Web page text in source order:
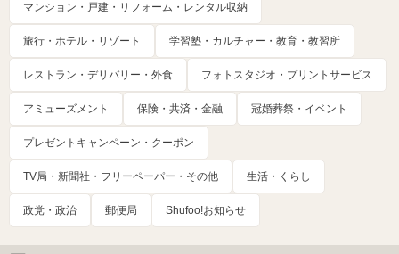
マンション・戸建・リフォーム・レンタル収納
旅行・ホテル・リゾート 学習塾・カルチャー・教育・教習所
レストラン・デリバリー・外食 フォトスタジオ・プリントサービス
アミューズメント 保険・共済・金融 冠婚葬祭・イベント
プレゼントキャンペーン・クーポン
TV局・新聞社・フリーペーパー・その他 生活・くらし
政党・政治 郵便局 Shufoo!お知らせ